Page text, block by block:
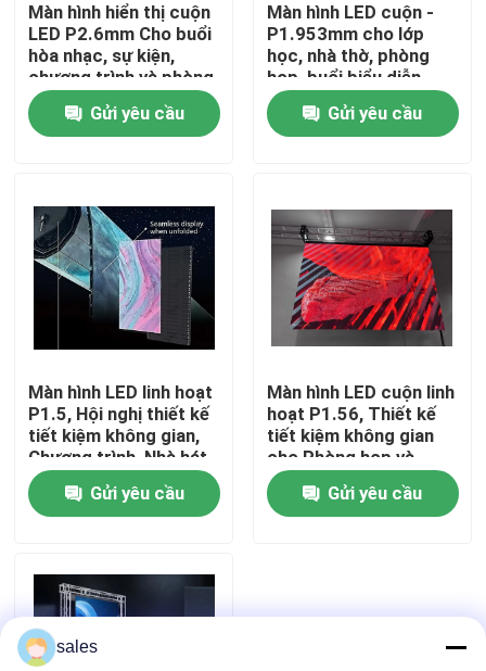
Nhà
Sản phẩm
Về chúng tôi
Chuyến tham quan nhà máy
Kiểm soát chất lượng
Liên hệ với chúng tôi
Tin tức
Yêu cầu Đặt giá
Màn hình LED đủ màu ngoài trời
Màn hình hiển thị cuộn
LED P2.6mm Cho buổi
hòa nhạc, sự kiện,
chương trình và phòng
XR
Gửi yêu cầu
Màn hình LED cuộn -
P1.953mm cho lớp
học, nhà thờ, phòng
họp, buổi biểu diễn
Gửi yêu cầu
Màn hình LED linh hoạt
P1.5, Hội nghị thiết kế
tiết kiệm không gian,
Chương trình, Nhà hát
Gửi yêu cầu
Màn hình LED cuộn linh
hoạt P1.56, Thiết kế
tiết kiệm không gian
cho Phòng họp và
Phòng hội nghị
Gửi yêu cầu
sales